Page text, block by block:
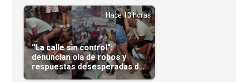
Hace 13 horas
“La calle sin control”:
denuncian ola de robos y
respuestas desesperadas de
vecinos en Cuba(Video)